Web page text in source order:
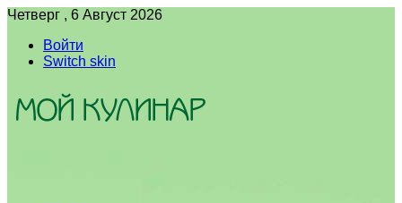
Четверг , 6 Август 2026
Войти
Switch skin